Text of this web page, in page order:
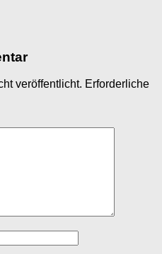
veröffentlicht. Erforderliche